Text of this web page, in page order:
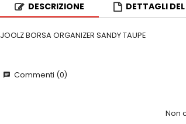
DESCRIZIONE DETTAGLI
JOOLZ BORSA ORGANIZER SANDY TAUPE
chat Commenti (0)
Non